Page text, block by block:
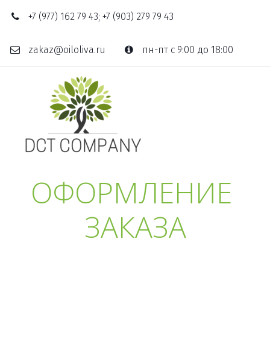
+7 (977) 162 79 43; +7 (903) 279 79 43
zakaz@oiloliva.ru пн-пт с 9:00 до 18:00
ОФОРМЛЕНИЕ
ЗАКАЗА